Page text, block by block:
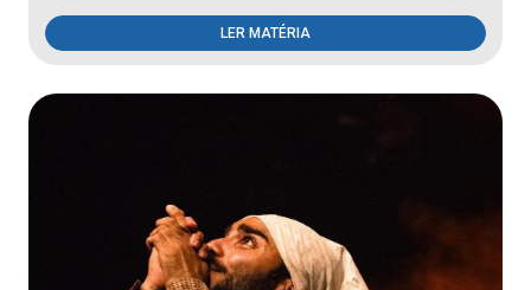
LER MATÉRIA